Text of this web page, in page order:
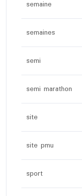
semaine
semaines
semi
semi marathon
site
site pmu
sport